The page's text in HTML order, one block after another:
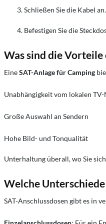
Schließen Sie die Kabel an.
Befestigen Sie die
Was sind die Vorteile
EineSAT-Anlage für Camping
Unabhängigkeit vom lokalen TV-
Große Auswahl an Sendern
Hohe Bild- und Tonqualität
Unterhaltung überall, wo Sie
Welche Unterschiede
SAT-Anschlussdosen gibt es in